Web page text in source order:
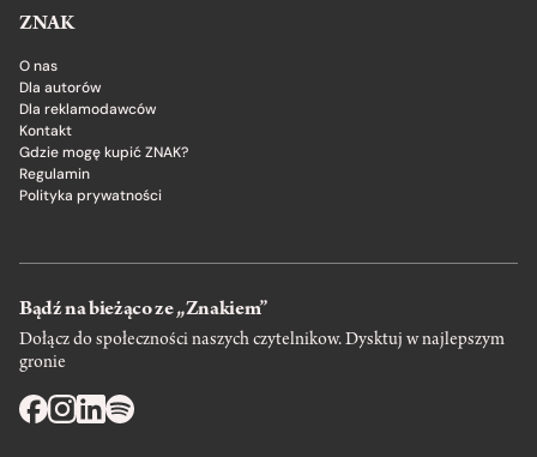
ZNAK
O nas
Dla autorów
Dla reklamodawców
Kontakt
Gdzie mogę kupić ZNAK?
Regulamin
Polityka prywatności
Bądź na bieżąco ze „Znakiem”
Dołącz do społeczności naszych czytelnikow. Dysktuj w najlepszym
gronie